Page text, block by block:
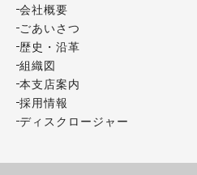
会社概要
ごあいさつ
歴史・沿革
組織図
本支店案内
採用情報
ディスクロージャー